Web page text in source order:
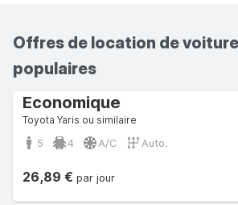
Offres de location de
populaires
Economique
Toyota Yaris ou similaire
5 4 A/C Auto.
26,89 € par jour